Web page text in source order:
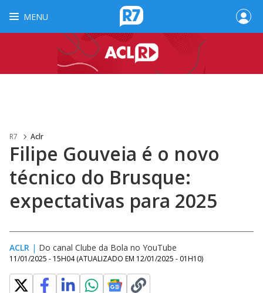
MENU
R7 Aclr
Filipe Gouveia é o novo
técnico do Brusque:
expectativas para 2025
ACLR | Do canal Clube da Bola no YouTube
11/01/2025 - 15H04 (ATUALIZADO EM 12/01/2025 - 01H10)